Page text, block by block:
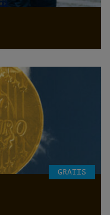
GRATIS